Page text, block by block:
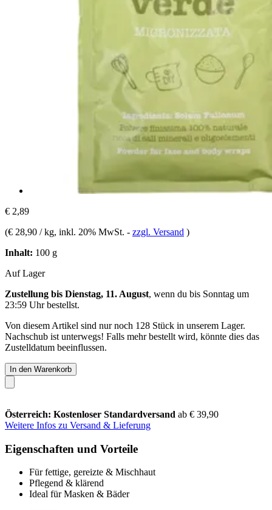
€ 2,89
(€ 28,90 / kg, inkl. 20% MwSt. - zzgl. Versand )
Inhalt: 100 g
Auf Lager
Zustellung bis Dienstag, 11. August, wenn du bis Sonntag um
23:59 Uhrbestellst.
Von diesem Artikel sind nur noch 128 Stück in unserem Lager.
Nachschub ist unterwegs! Falls mehr bestellt wird, könnte dies das
Zustelldatum beeinflussen.
In den Warenkorb
Österreich: Kostenloser Standardversand ab € 39,90
Weitere Infos zu Versand & Lieferung
Eigenschaften und Vorteile
Für fettige, gereizte & Mischhaut
Pflegend & klärend
Ideal für Masken & Bäder